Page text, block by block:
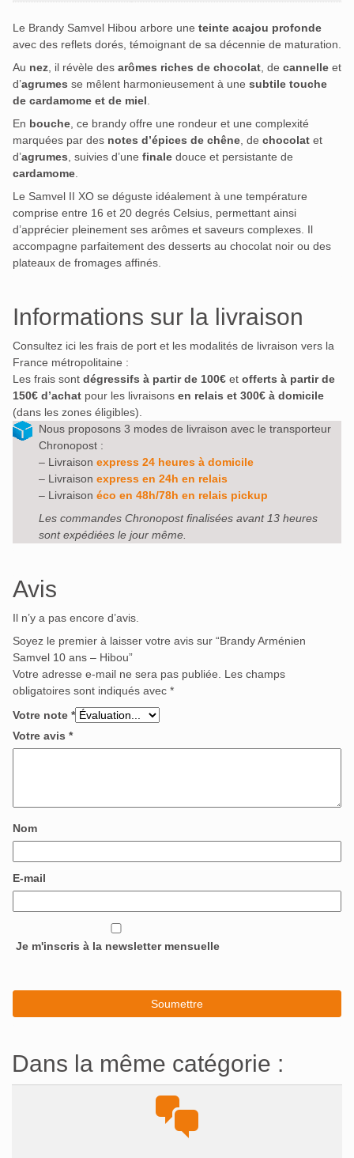
Le Brandy Samvel Hibou arbore une teinte acajou profonde
avec des reflets dorés, témoignant de sa décennie de maturation.
Au nez, il révèle des arômes riches de chocolat, de cannelle et
d’agrumes se mêlent harmonieusement à une subtile touche
de cardamome et de miel.
En bouche, ce brandy offre une rondeur et une complexité
marquées par des notes d’épices de chêne, de chocolat et
d’agrumes, suivies d’une finale douce et persistante de
cardamome.
Le Samvel II XO se déguste idéalement à une température
comprise entre 16 et 20 degrés Celsius, permettant ainsi
d’apprécier pleinement ses arômes et saveurs complexes. Il
accompagne parfaitement des desserts au chocolat noir ou des
plateaux de fromages affinés.
Informations sur la livraison
Consultez ici les frais de port et les modalités de livraison vers la
France métropolitaine :
Les frais sont dégressifs à partir de 100€ et offerts à partir de
150€ d’achat pour les livraisons en relais et 300€ à domicile
(dans les zones éligibles).
Nous proposons 3 modes de livraison avec le transporteur
Chronopost :
– Livraison express 24 heures à domicile
– Livraison express en 24h en relais
– Livraison éco en 48h/78h en relais pickup
Les commandes Chronopost finalisées avant 13 heures
sont expédiées le jour même.
Avis
Il n’y a pas encore d’avis.
Soyez le premier à laisser votre avis sur “Brandy Arménien
Samvel 10 ans – Hibou”
Votre adresse e-mail ne sera pas publiée.
Les champs
obligatoires sont indiqués avec *
Votre note *
Votre avis *
Nom
E-mail
Je m'inscris à la newsletter mensuelle
Dans la même catégorie :